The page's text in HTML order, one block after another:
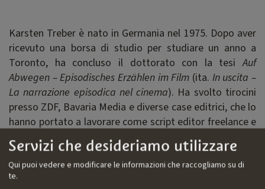
Karsten Treber è nato in Germania nel 1975. Dopo aver
ricevuto una borsa di studio per studiare un anno a
Toronto, ha concluso il dottorato con la tesiAuf
Abwegen – Episodisches Erzählen im Film (ita. In uscita –
La narrazione episodica nel cinema). Ha svolto tirocini
presso ZDF, Bavaria Media e diverse case editrici, che lo
hanno portato a lavorare come script editor freelance e
come book scout alla Yellow Bird Pictures.
Filmografia
Servizi che desideriamo utilizzare
Qui puoi vedere e modificare le informazioni che raccogliamo su di
te.